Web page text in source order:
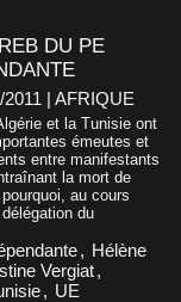
DU PE
| AFRIQUE
et la Tunisie ont
émeutes et
entre manifestants
la mort de
au cours
du
, Hélène
Vergiat,
, UE